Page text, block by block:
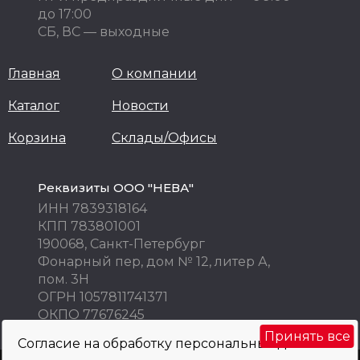
Согласие на обработку персональных данных
Принять все
до 17:00
СБ, ВС — выходные
Главная
Каталог
Корзина
О компании
Новости
Склады/Офисы
Реквизиты ООО "НЕВА"
ИНН 7839318164
КПП 783801001
190068, Санкт-Петербург
Фонарный пер, дом № 12, литер А,
пом. 3Н
ОГРН 1057811741371
ОКПО 77676245